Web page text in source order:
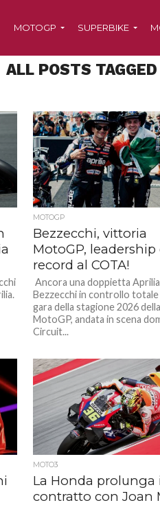
MOTOGP SUPERBIKE
ALL POSTS
MOTOGP
Bezzecchi, vittoria
MotoGP, leadership
record al COTA!
Ancora una doppietta
Bezzecchi in controllo totale
gara della stagione 2026 della
MotoGP, andata in scena
Circuit...
MOTO3
La Honda prolunga
contratto con Joan